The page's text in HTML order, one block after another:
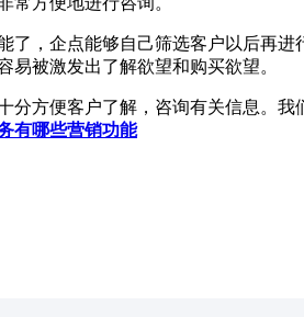
企点能够自己筛选客户以后再进
被激发出了解欲望和购买欲望。
便客户了解，咨询有关信息。我
有哪些营销功能